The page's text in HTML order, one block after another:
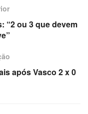
“2 ou 3 que devem
após Vasco 2 x 0